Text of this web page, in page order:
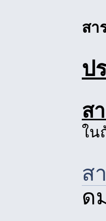
สา
ป
ส
ใน
ส
ด